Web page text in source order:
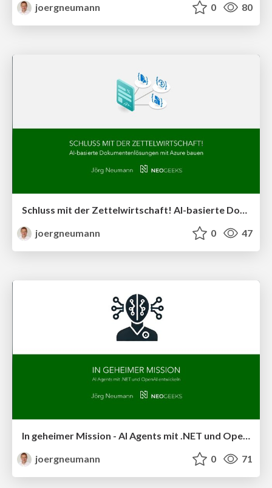
joergneumann
0 80
Schluss mit der Zettelwirtschaft! AI-basierte Dokumentenlösungen mit Azure bauen
joergneumann
0 47
In geheimer Mission - AI Agents mit .NET und OpenAI entwickeln
joergneumann
0 71